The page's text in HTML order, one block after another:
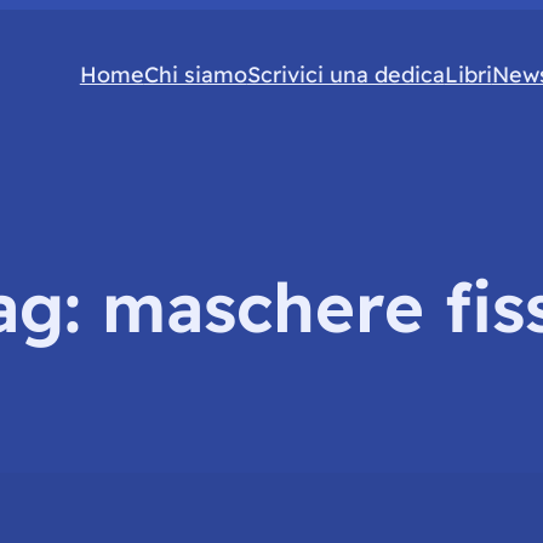
HomeChi siamoScrivici una dedicaLibri
maschere